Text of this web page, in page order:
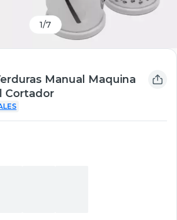
1/7
Manual Maquina
Cortador